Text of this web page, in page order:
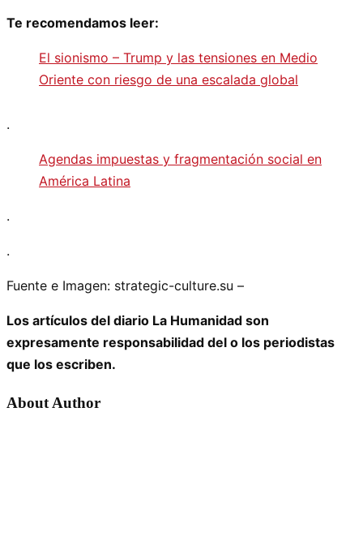
Te recomendamos leer:
El sionismo – Trump y las tensiones en Medio
Oriente con riesgo de una escalada global
.
Agendas impuestas y fragmentación social en
América Latina
.
.
Fuente e Imagen: strategic-culture.su –
Los artículos del diario La Humanidad son
expresamente responsabilidad del o los periodistas
que los escriben.
About Author